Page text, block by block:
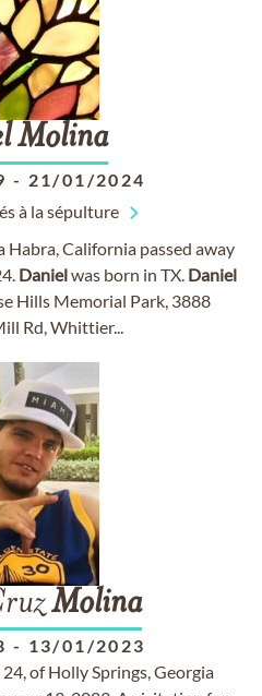
Molina
- 21/01/2024
à la sépulture
Habra, California passed away
Danielwas born in TX. Daniel
Hills Memorial Park, 3888
Rd, Whittier...
Molina
- 13/01/2023
24, of Holly Springs, Georgia